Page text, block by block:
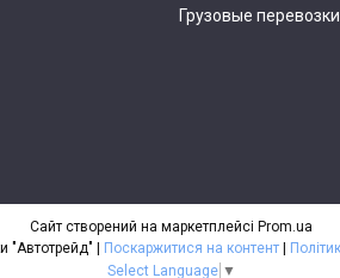
Грузовые
Сайт створений на маркетплейсі Prom.ua
Поскаржитися на контент
Select Language ▼